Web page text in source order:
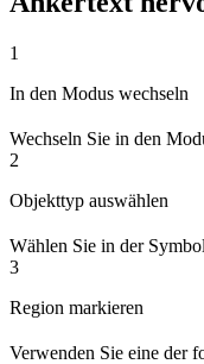
1
In den Modus wechseln
Wechseln Sie in den
2
Objekttyp auswählen
Wählen Sie in der
3
Region markieren
Verwenden Sie eine der